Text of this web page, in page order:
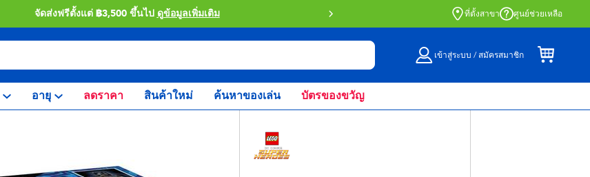
จัดส่งฟรีตั้งแต่ ฿3,500 ขึ้นไป ดูข้อมูลเพิ่มเติม สั่งซื้อออนไลน์และรับที่หน้าร้านด้วย Click
ที่ตั้งสาขา ศูนย์ช่วยเหลือ
เข้าสู่ระบบ / สมัครสมาชิก
อายุ ลดราคา สินค้าใหม่ ค้นหาของเล่น บัตรของขวัญ